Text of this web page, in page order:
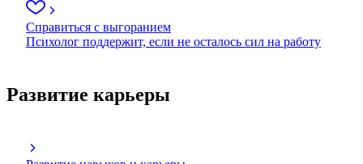
Справиться с выгоранием
Психолог поддержит, если не осталось сил на работу
Развитие карьеры